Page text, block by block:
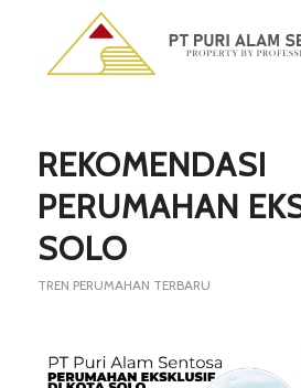
REKOMENDASI
PERUMAHAN
SOLO
TREN PERUMAHAN TERBARU